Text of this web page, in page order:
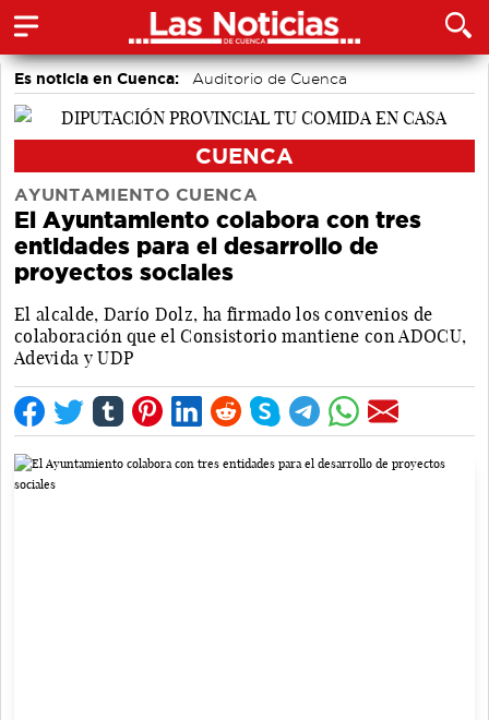
Es noticia en Cuenca: Auditorio de Cuenca
CUENCA
AYUNTAMIENTO CUENCA
El Ayuntamiento colabora con tres
entidades para el desarrollo de
proyectos sociales
El alcalde, Darío Dolz, ha firmado los convenios de
colaboración que el Consistorio mantiene con ADOCU,
Adevida y UDP